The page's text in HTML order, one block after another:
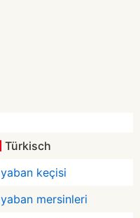
Türkisch
yaban keçisi
yaban mersinleri